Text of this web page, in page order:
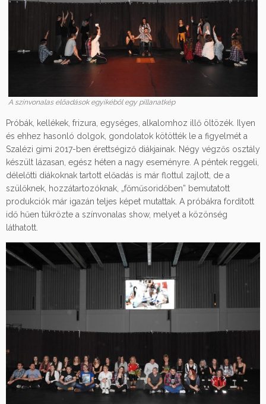
A színvonalas előadások egyikéből egy pillanatkép
Próbák, kellékek, frizura, egységes, alkalomhoz illő öltözék. Ilyen
és ehhez hasonló dolgok, gondolatok kötötték le a figyelmét a
Szalézi gimi 2017-ben érettségiző diákjainak. Négy végzős osztály
készült lázasan, egész héten a nagy eseményre. A péntek reggeli,
délelőtti diákoknak tartott előadás is már flottul zajlott, de a
szülőknek, hozzátartozóknak, „főműsoridőben” bemutatott
produkciók már igazán teljes képet mutattak. A próbákra fordított
idő hűen tükrözte a színvonalas show, melyet a közönség
láthatott.